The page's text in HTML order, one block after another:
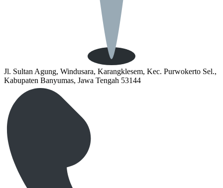
Jl. Sultan Agung, Windusara, Karangklesem, Kec. Purwokerto Sel.,
Kabupaten Banyumas, Jawa Tengah 53144